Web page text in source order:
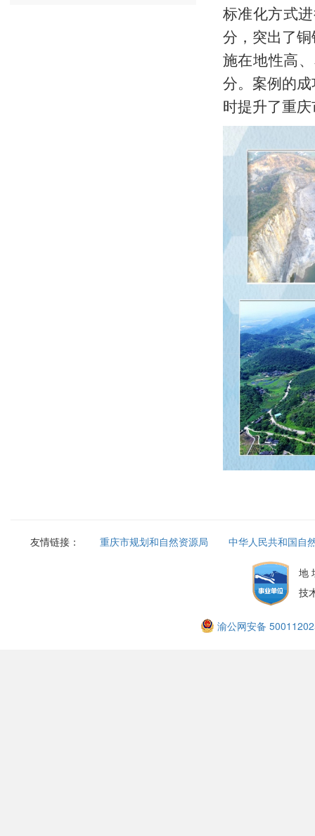
标准化方式
分，突出了
施在地性高
分。案例的
时提升了重
友情链接： 重庆市规划和自然资源局 中华人民共和国自
地
技
渝公网安备